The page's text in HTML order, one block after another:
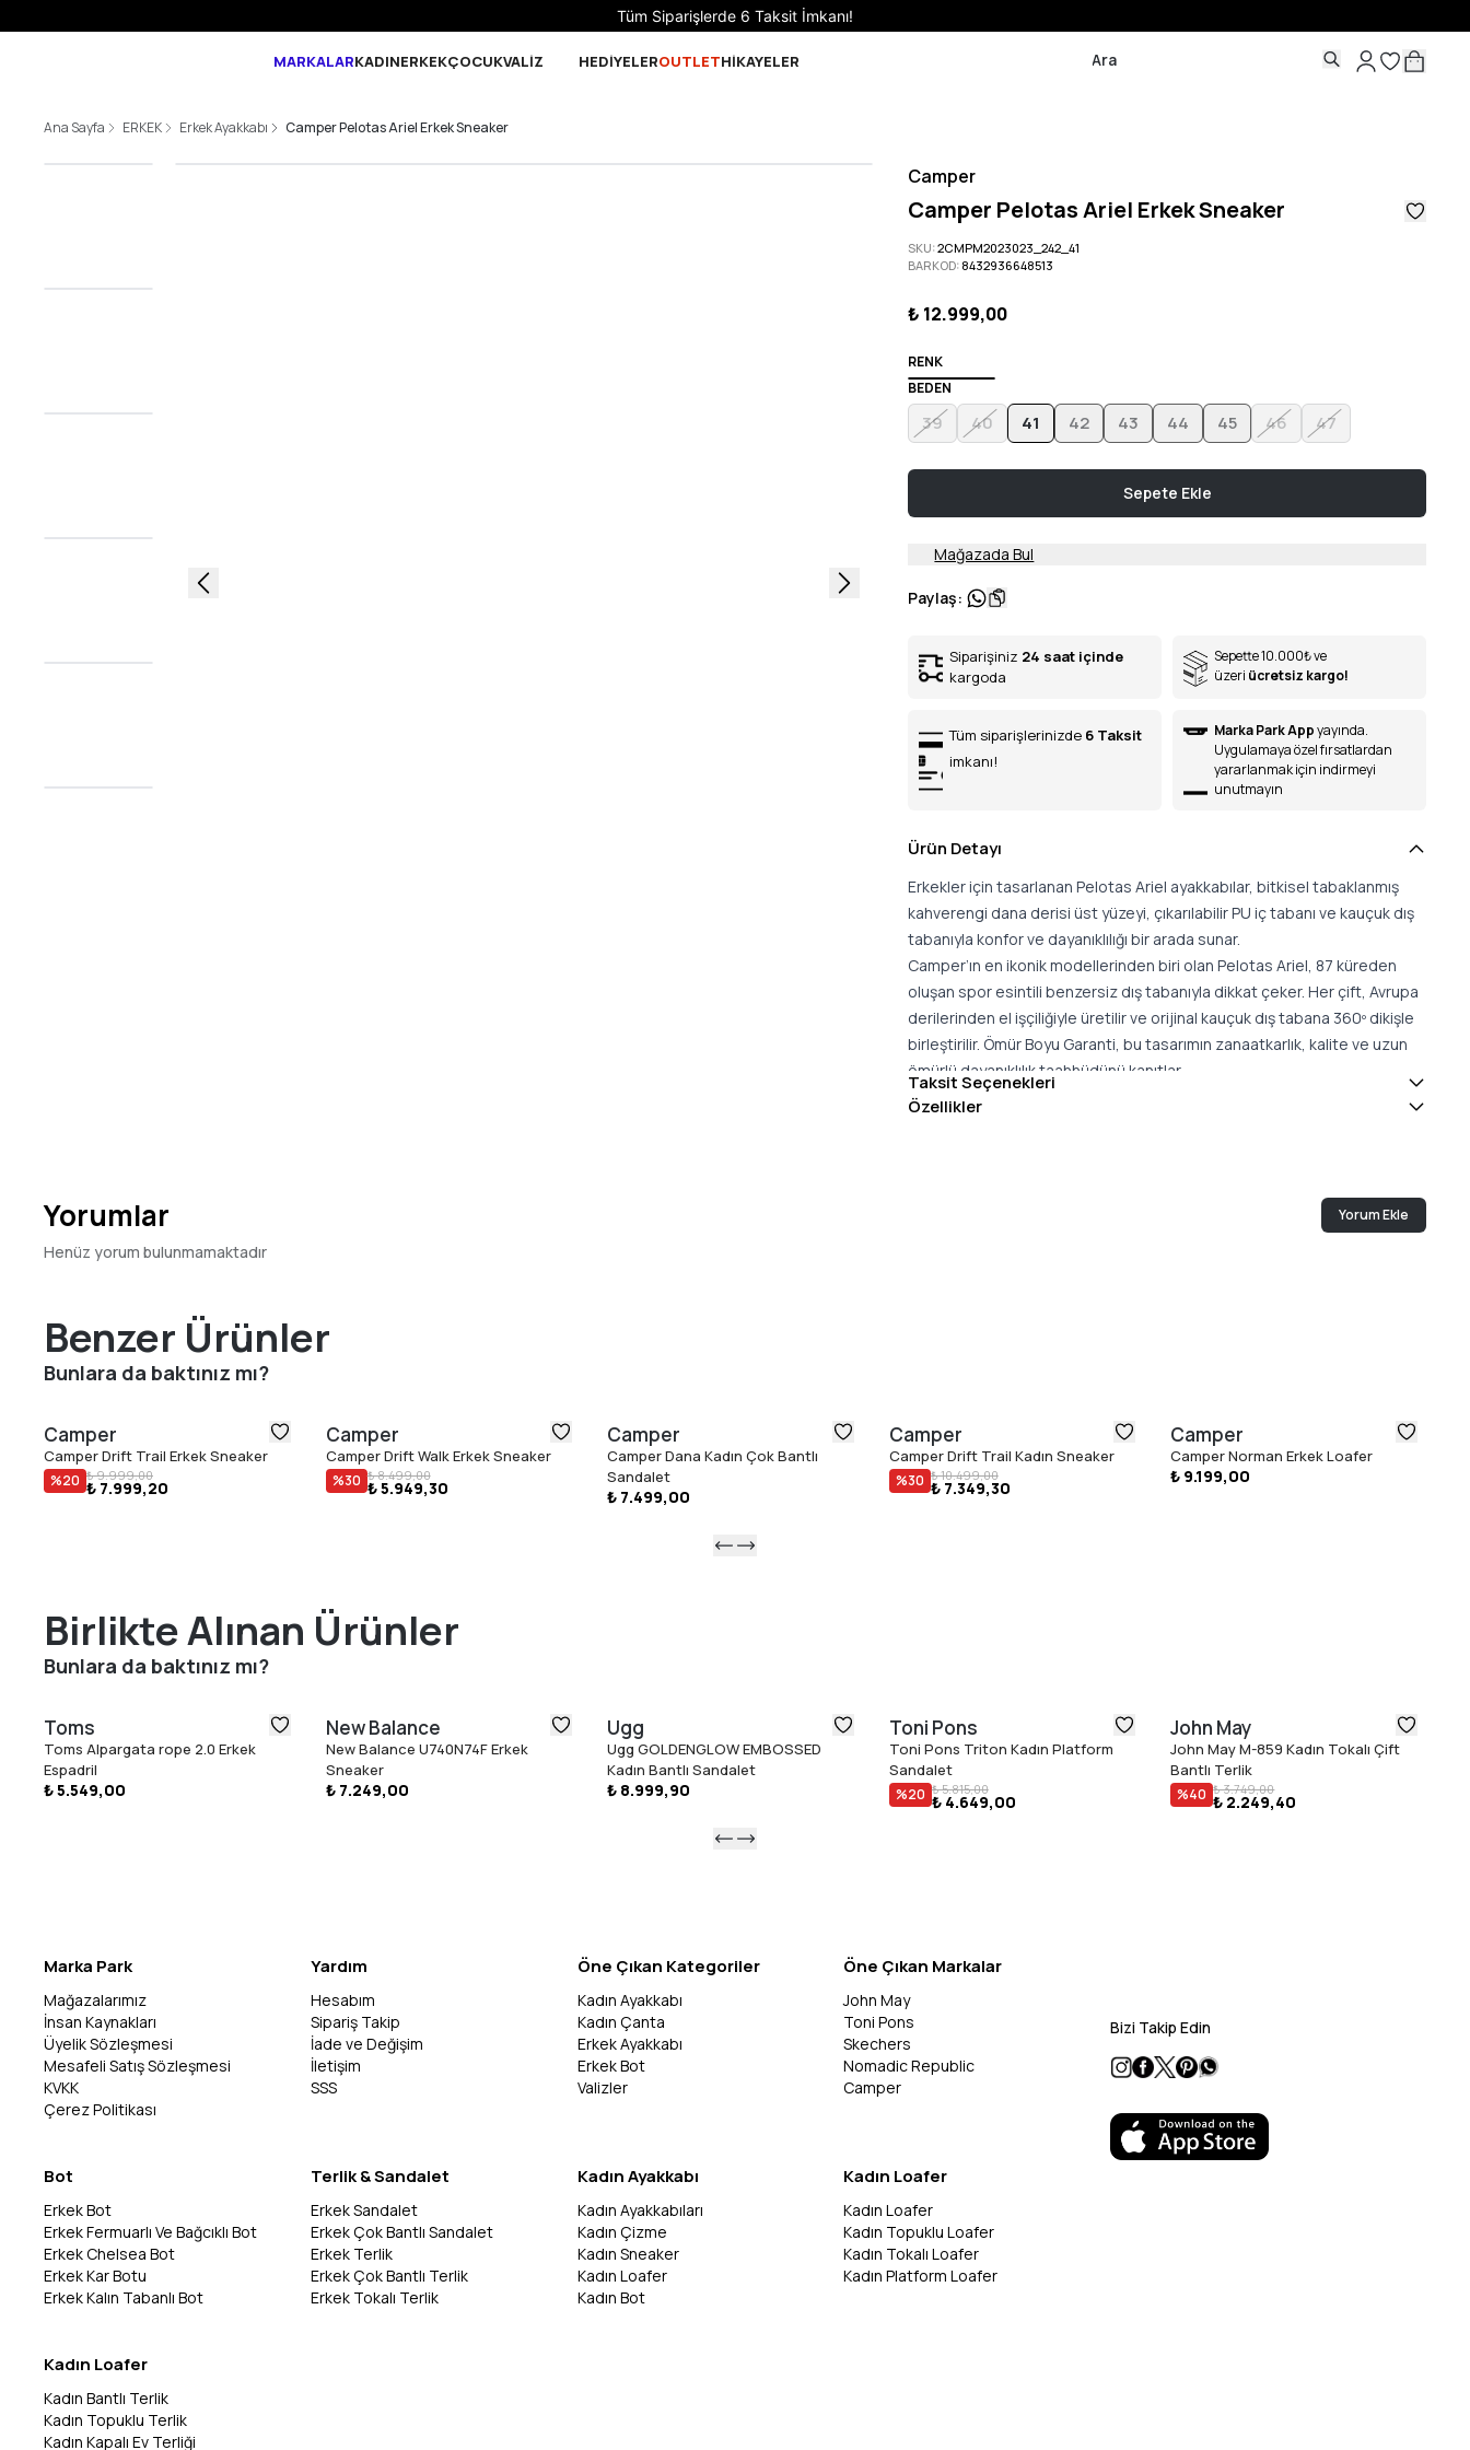
Sepette 10.000 ₺ ve üzeri Ücretsiz Kargo!
MARKALARKADINERKEKÇOCUKVALİZ HEDİYELEROUTLETHİKAYELER
Ana Sayfa ERKEK Erkek Ayakkabı Camper Pelotas Ariel Erkek Sneaker
Camper
Camper Pelotas Ariel Erkek Sneaker
SKU:2CMPM2023023_242_41
BARKOD: 8432936648513
₺ 12.999,00
RENK
BEDEN
39 40 41 42 43 44 45 46 47
Sepete Ekle
Mağazada Bul
Paylaş:
Siparişiniz 24 saat içinde
kargoda
Sepette 10.000₺ve
üzeri ücretsiz kargo!
Tüm siparişlerinizde 6 Taksit
imkanı!
Marka Park Appyayında.
Uygulamaya özel fırsatlardan
yararlanmak için indirmeyi
unutmayın
Ürün Detayı
Erkekler için tasarlanan Pelotas Ariel ayakkabılar, bitkisel tabaklanmış
kahverengi dana derisi üst yüzeyi, çıkarılabilir PU iç tabanı ve kauçuk dış
tabanıyla konfor ve dayanıklılığı bir arada sunar.
Camper’ın en ikonik modellerinden biri olan Pelotas Ariel, 87 küreden
oluşan spor esintili benzersiz dış tabanıyla dikkat çeker. Her çift, Avrupa
derilerinden el işçiliğiyle üretilir ve orijinal kauçuk dış tabana 360º dikişle
birleştirilir. Ömür Boyu Garanti, bu tasarımın zanaatkarlık, kalite ve uzun
ömürlü dayanıklılık taahhüdünü kanıtlar.
Taksit Seçenekleri
Özellikler
Yorumlar Yorum Ekle
Henüz yorum bulunmamaktadır
Benzer Ürünler
Bunlara da baktınız mı?
Camper
Camper Drift Trail Erkek Sneaker
%20 ₺ 9.999,00
₺ 7.999,20
Camper
Camper Drift Walk Erkek Sneaker
%30 ₺ 8.499,00
₺ 5.949,30
Camper
Camper Dana Kadın Çok Bantlı
Sandalet
₺ 7.499,00
Camper
Camper Drift Trail Kadın Sneaker
%30 ₺ 10.499,00
₺ 7.349,30
Camper
Camper Norman Erkek Loafer
₺ 9.199,00
Birlikte Alınan Ürünler
Bunlara da baktınız mı?
Toms
Toms Alpargata rope 2.0 Erkek
Espadril
₺ 5.549,00
New Balance
New Balance U740N74F Erkek
Sneaker
₺ 7.249,00
Ugg
Ugg GOLDENGLOW EMBOSSED
Kadın Bantlı Sandalet
₺ 8.999,90
Toni Pons
Toni Pons Triton Kadın Platform
Sandalet
%20 ₺ 5.815,00
₺ 4.649,00
John May
John May M-859 Kadın Tokalı Çift
Bantlı Terlik
%40 ₺ 3.749,00
₺ 2.249,40
Marka Park
Mağazalarımız
İnsan Kaynakları
Üyelik Sözleşmesi
Mesafeli Satış Sözleşmesi
KVKK
Çerez Politikası
Yardım
Hesabım
Sipariş Takip
İade ve Değişim
İletişim
SSS
Öne Çıkan Kategoriler
Kadın Ayakkabı
Kadın Çanta
Erkek Ayakkabı
Erkek Bot
Valizler
Öne Çıkan Markalar
John May
Toni Pons
Skechers
Nomadic Republic
Camper
Bot
Erkek Bot
Erkek Fermuarlı Ve Bağcıklı Bot
Erkek Chelsea Bot
Erkek Kar Botu
Erkek Kalın Tabanlı Bot
Terlik & Sandalet
Erkek Sandalet
Erkek Çok Bantlı Sandalet
Erkek Terlik
Erkek Çok Bantlı Terlik
Erkek Tokalı Terlik
Kadın Ayakkabı
Kadın Ayakkabıları
Kadın Çizme
Kadın Sneaker
Kadın Loafer
Kadın Bot
Kadın Loafer
Kadın Loafer
Kadın Topuklu Loafer
Kadın Tokalı Loafer
Kadın Platform Loafer
Kadın Loafer
Kadın Bantlı Terlik
Kadın Topuklu Terlik
Kadın Kapalı Ev Terliği
Bizi Takip Edin